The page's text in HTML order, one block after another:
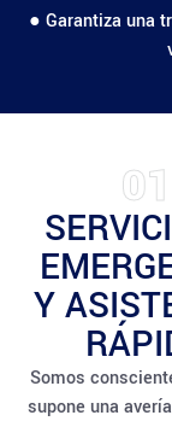
● Garantiza una
01
Y
Somos
supone una